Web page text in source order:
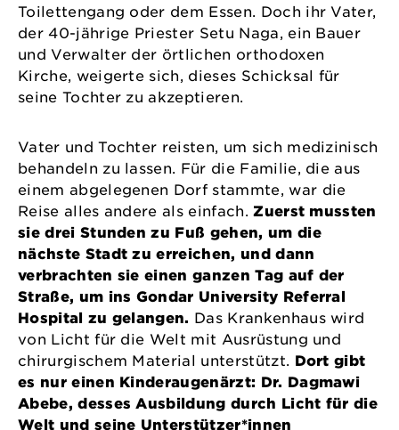
Toilettengang oder dem Essen. Doch ihr Vater,
der 40-jährige Priester Setu Naga, ein Bauer
und Verwalter der örtlichen orthodoxen
Kirche, weigerte sich, dieses Schicksal für
seine Tochter zu akzeptieren.
Vater und Tochter reisten, um sich medizinisch
behandeln zu lassen. Für die Familie, die aus
einem abgelegenen Dorf stammte, war die
Reise alles andere als einfach.Zuerst mussten
sie drei Stunden zu Fuß gehen, um die
nächste Stadt zu erreichen, und dann
verbrachten sie einen ganzen Tag auf der
Straße, um ins Gondar University Referral
Hospital zu gelangen. Das Krankenhaus wird
von Licht für die Welt mit Ausrüstung und
chirurgischem Material unterstützt. Dort gibt
es nur einen Kinderaugenärzt: Dr. Dagmawi
Abebe, desses Ausbildung durch Licht für die
Welt und seine Unterstützer*innen